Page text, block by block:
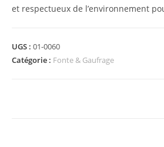
et respectueux de l’environnement
UGS : 01-0060
Catégorie : Fonte & Gaufrage